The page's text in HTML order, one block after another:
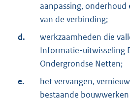
aanpassing,
van de verbinding;
d.
werkzaamheden die
Informatie-uitwisseling
Ondergrondse Netten;
e.
het vervangen,
bestaande